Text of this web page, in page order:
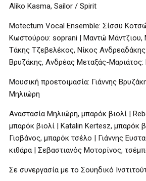
Aliko Kasma, Sailor / Spirit
Μotectum Vocal Ensemble: Σίσσυ
Κωστούρου: soprani | Μαντώ Μάντζιου,
Τάκης Τζεβελέκος, Νίκος
Βρυζάκης, Ανδρέας Μεταξάς-Μαριάτος:
Mουσική προετοιμασία: Γιάννης
Μηλιώρη
Αναστασία Μηλιώρη, μπαρόκ βιολί |
μπαρόκ βιολί | Katalin Kertesz, μπαρόκ
Γιοβάνος, μπαρόκ τσέλο | Γιάννης
κιθάρα | Σεβαστιανός Μοτορίνος,
Σε συνεργασία με το Σουηδικό